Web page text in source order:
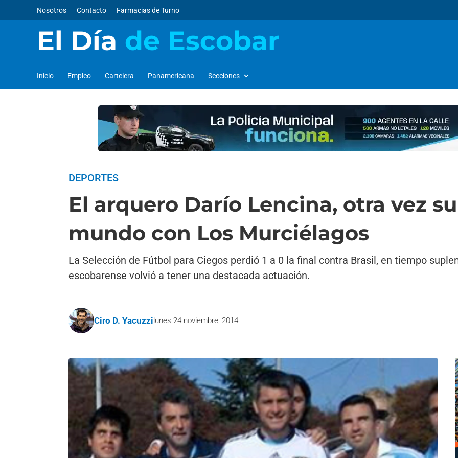
Nosotros Contacto Farmacias de Turno
El Día de Escobar
Inicio Empleo Cartelera Panamericana Secciones
DEPORTES
El arquero Darío Lencina, otra vez
mundo con Los Murciélagos
La Selección de Fútbol para Ciegos perdió 1 a 0 la final contra Brasil, en tiempo
escobarense volvió a tener una destacada actuación.
Ciro D. Yacuzzi lunes 24 noviembre, 2014